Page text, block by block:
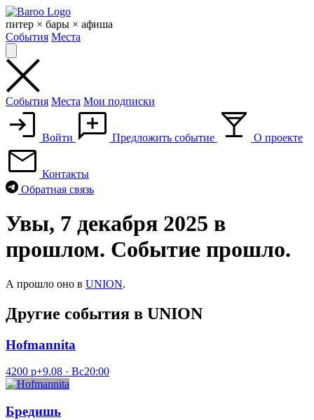
Skip
to
content
питер × бары × афиша
События Места
События Места Мои подписки
Войти Предложить событие О проекте
Контакты
Обратная связь
Увы, 7 декабря 2025 в
прошлом. Событие прошло.
А прошло оно в UNION.
Другие события в UNION
Hofmannita
4200 р+9.08 · Вс20:00
Бредишь